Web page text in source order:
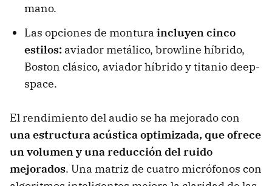
mano.
Las opciones de montura incluyen cinco
estilos: aviador metálico, browline híbrido,
Boston clásico, aviador híbrido y titanio deep-
space.
El rendimiento del audio se ha mejorado con
una estructura acústica optimizada, que ofrece
un volumen y una reducción del ruido
mejorados. Una matriz de cuatro micrófonos con